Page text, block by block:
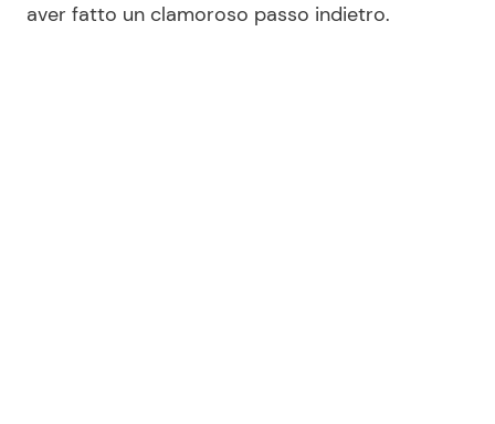
aver fatto un clamoroso passo indietro.